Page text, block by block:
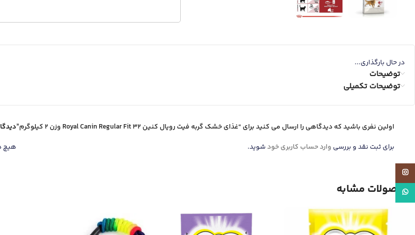
در حال بارگذاری...
توضیحات
توضیحات تکمیلی
هیچ
اولین نفری باشید که دیدگاهی را ارسال می کنید برای “غذای خشک گربه فیت رویال کنین Royal Canin Regular Fit 32 وزن 2 کیلوگرم”
برای ثبت نقد و بررسی وارد حساب کاربری خودشوید.
محصولات مشابه
واتساپ